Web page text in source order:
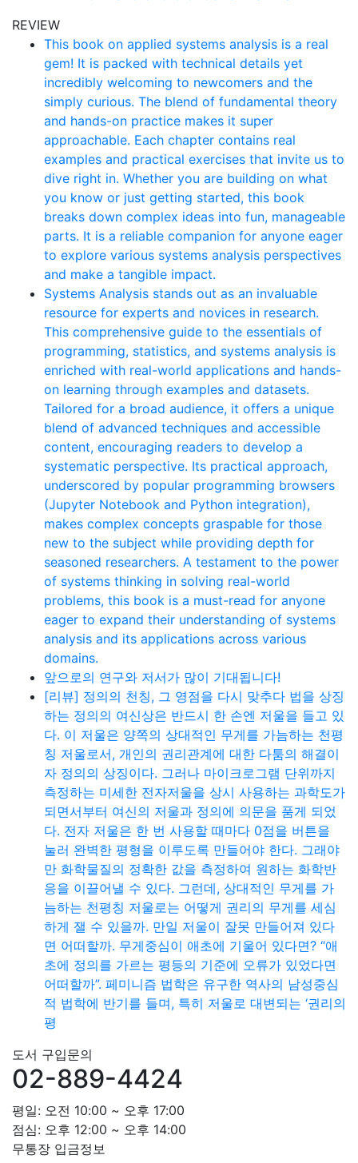
REVIEW
This book on applied systems analysis is a real
gem! It is packed with technical details yet
incredibly welcoming to newcomers and the
simply curious. The blend of fundamental theory
and hands-on practice makes it super
approachable. Each chapter contains real
examples and practical exercises that invite us to
dive right in. Whether you are building on what
you know or just getting started, this book
breaks down complex ideas into fun, manageable
parts. It is a reliable companion for anyone eager
to explore various systems analysis perspectives
and make a tangible impact.
Systems Analysis stands out as an invaluable
resource for experts and novices in research.
This comprehensive guide to the essentials of
programming, statistics, and systems analysis is
enriched with real-world applications and hands-
on learning through examples and datasets.
Tailored for a broad audience, it offers a unique
blend of advanced techniques and accessible
content, encouraging readers to develop a
systematic perspective. Its practical approach,
underscored by popular programming browsers
(Jupyter Notebook and Python integration),
makes complex concepts graspable for those
new to the subject while providing depth for
seasoned researchers. A testament to the power
of systems thinking in solving real-world
problems, this book is a must-read for anyone
eager to expand their understanding of systems
analysis and its applications across various
domains.
앞으로의 연구와 저서가 많이 기대됩니다!
[리뷰] 정의의 천칭, 그 영점을 다시 맞추다 법을 상징
하는 정의의 여신상은 반드시 한 손엔 저울을 들고 있
다. 이 저울은 양쪽의 상대적인 무게를 가늠하는 천평
칭 저울로서, 개인의 권리관계에 대한 다툼의 해결이
자 정의의 상징이다. 그러나 마이크로그램 단위까지
측정하는 미세한 전자저울을 상시 사용하는 과학도가
되면서부터 여신의 저울과 정의에 의문을 품게 되었
다. 전자 저울은 한 번 사용할 때마다 0점을 버튼을
눌러 완벽한 평형을 이루도록 만들어야 한다. 그래야
만 화학물질의 정확한 값을 측정하여 원하는 화학반
응을 이끌어낼 수 있다. 그런데, 상대적인 무게를 가
늠하는 천평칭 저울로는 어떻게 권리의 무게를 세심
하게 잴 수 있을까. 만일 저울이 잘못 만들어져 있다
면 어떠할까. 무게중심이 애초에 기울어 있다면? “애
초에 정의를 가르는 평등의 기준에 오류가 있었다면
어떠할까”. 페미니즘 법학은 유구한 역사의 남성중심
적 법학에 반기를 들며, 특히 저울로 대변되는 ‘권리의
평
도서 구입문의
02-889-4424
평일: 오전 10:00 ~ 오후 17:00
점심: 오후 12:00 ~ 오후 14:00
무통장 입금정보